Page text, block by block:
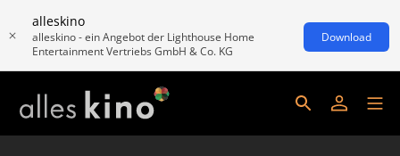
alleskino
alleskino - ein Angebot der Lighthouse Home
Entertainment Vertriebs GmbH & Co. KG
Download